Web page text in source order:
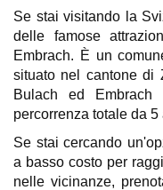
Se stai visitando la
delle famose
Embrach. È un
situato nel cantone di
Bulach ed
percorrenza totale da 5
Se stai cercando
a basso costo per
nelle vicinanze,